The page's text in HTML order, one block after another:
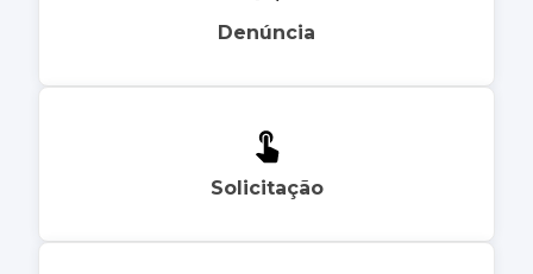
Denúncia
Solicitação